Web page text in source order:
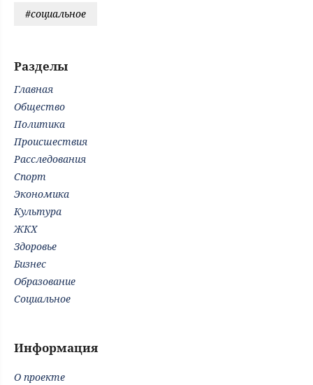
#социальное
Разделы
Главная
Общество
Политика
Происшествия
Расследования
Спорт
Экономика
Культура
ЖКХ
Здоровье
Бизнес
Образование
Социальное
Информация
О проекте